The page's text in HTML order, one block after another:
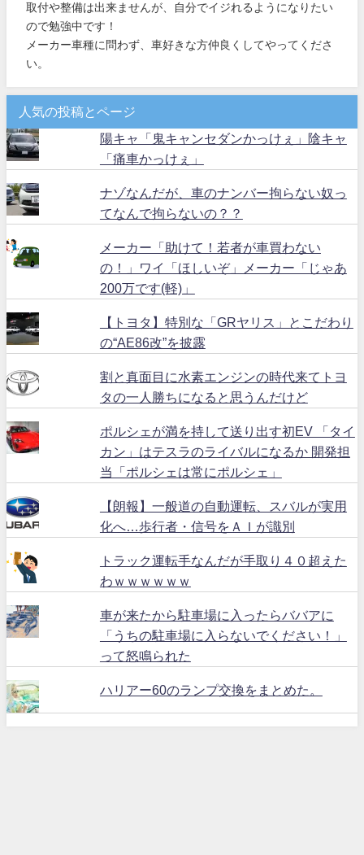
取付や整備は出来ませんが、自分でイジれるようになりたい
ので勉強中です！
メーカー車種に問わず、車好きな方仲良くしてやってくださ
い。
人気の投稿とページ
陽キャ「鬼キャンセダンかっけぇ」陰キャ
「痛車かっけぇ」
ナゾなんだが、車のナンバー拘らない奴っ
てなんで拘らないの？？
メーカー「助けて！若者が車買わない
の！」ワイ「ほしいぞ」メーカー「じゃあ
200万です(軽)」
【トヨタ】特別な「GRヤリス」とこだわり
の“AE86改”を披露
割と真面目に水素エンジンの時代来てトヨ
タの一人勝ちになると思うんだけど
ポルシェが満を持して送り出す初EV 「タイ
カン」はテスラのライバルになるか 開発担
当「ポルシェは常にポルシェ」
【朗報】一般道の自動運転、スバルが実用
化へ…歩行者・信号をＡＩが識別
トラック運転手なんだが手取り４０超えた
わｗｗｗｗｗｗ
車が来たから駐車場に入ったらババアに
「うちの駐車場に入らないでください！」
って怒鳴られた
ハリアー60のランプ交換をまとめた。